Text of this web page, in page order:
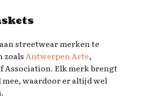
streetwear merken te
zoalsAntwerpen Arte,
Association. Elk merk brengt
waardoor er altijd wel